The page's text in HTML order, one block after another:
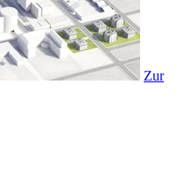
Zur